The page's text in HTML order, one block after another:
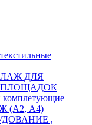
ДЛЯ
ПЛОЩАДОК
(А2, А4)
,